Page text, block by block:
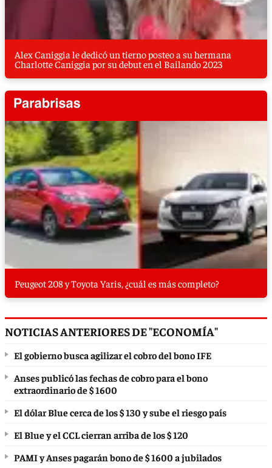
Alex Caniggia le dedicó un tierno posteo a su hermana
Charlotte Caniggia por su debut en el Bailando 2023
Peugeot 208 y Toyota Yaris, ¿cuál es más completo?
NOTICIAS ANTERIORES DE "ECONOMÍA"
El gobierno busca agilizar el cobro del bono IFE
Anses publicó las fechas de cobro para el bono
extraordinario de $ 1600
El dólar Blue cerca de los $ 130 y sube el riesgo país
El Blue y el CCL cierran arriba de los $ 120
PAMI y Anses pagarán bono de $ 1600 a jubilados